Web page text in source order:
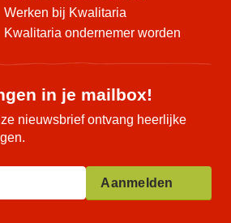
Werken bij Kwalitaria
Kwalitaria ondernemer worden
in je mailbox!
nieuwsbrief ontvang heerlijke
Aanmelden